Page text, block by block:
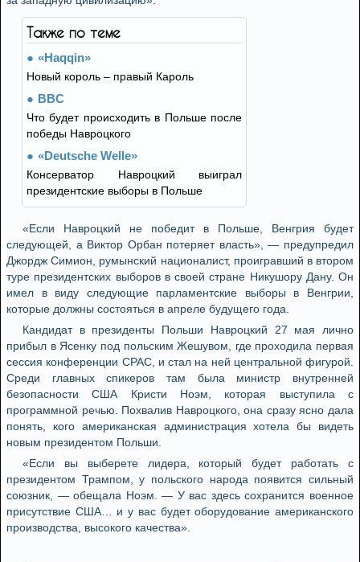
Также по теме
«Haqqin»
Новый король – правый Кароль
BBC
Что будет происходить в Польше после
победы Навроцкого
«Deutsche Welle»
Консерватор Навроцкий выиграл
президентские выборы в Польше
«Если Навроцкий не победит в Польше, Венгрия будет
следующей, а Виктор Орбан потеряет власть», — предупредил
Джордж Симион, румынский националист, проигравший в втором
туре президентских выборов в своей стране Никушору Дану. Он
имел в виду следующие парламентские выборы в Венгрии,
которые должны состояться в апреле будущего года.
Кандидат в президенты Польши Навроцкий 27 мая лично
прибыл в Ясенку под польским Жешувом, где проходила первая
сессия конференции CPAC, и стал на ней центральной фигурой.
Среди главных спикеров там была министр внутренней
безопасности США Кристи Ноэм, которая выступила с
программной речью. Похвалив Навроцкого, она сразу ясно дала
понять, кого американская администрация хотела бы видеть
новым президентом Польши.
«Если вы выберете лидера, который будет работать с
президентом Трампом, у польского народа появится сильный
союзник, — обещала Ноэм. — У вас здесь сохранится военное
присутствие США… и у вас будет оборудование американского
производства, высокого качества».